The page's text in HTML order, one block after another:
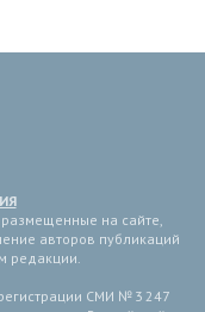
на сайте,
авторов публикаций
редакции.
СМИ № 3 247